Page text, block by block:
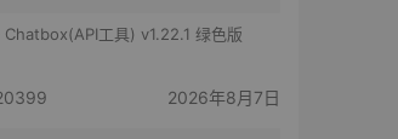
Chatbox(API工具) v1.22.1 绿色版
2026年8月7日